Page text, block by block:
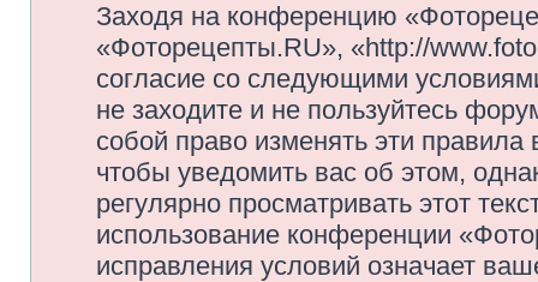
Заходя на конференцию
«Фоторецепты.RU», «http://
согласие со следующими
не заходите и не пользуйтесь
собой право изменять эти
чтобы уведомить вас об этом,
регулярно просматривать этот
использование конференции
исправления условий означает